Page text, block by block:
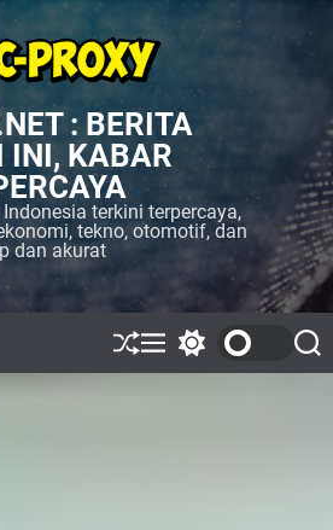
: BERITA
INI, KABAR
terkini terpercaya,
tekno, otomotif, dan
dan akurat
S
h
M
e
w
S
e